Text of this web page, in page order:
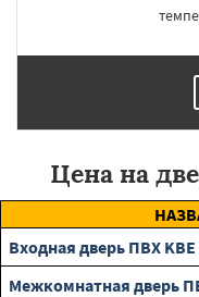
Цена на
Входная дверь ПВХ
Межкомнатная дверь